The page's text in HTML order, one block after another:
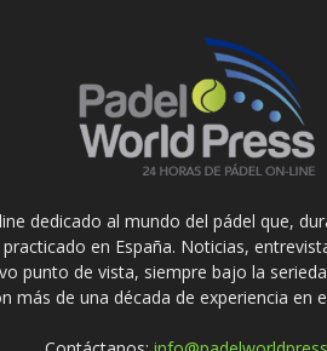
dedicado al mundo del pádel que,
en España. Noticias,
punto de vista, siempre bajo la
más de una década de experiencia en